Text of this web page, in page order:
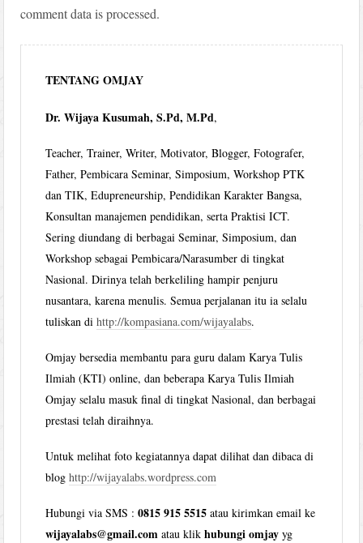
comment data is processed.
TENTANG OMJAY
Dr. Wijaya Kusumah, S.Pd, M.Pd,
Teacher, Trainer, Writer, Motivator, Blogger, Fotografer,
Father, Pembicara Seminar, Simposium, Workshop PTK
dan TIK, Edupreneurship, Pendidikan Karakter Bangsa,
Konsultan manajemen pendidikan, serta Praktisi ICT.
Sering diundang di berbagai Seminar, Simposium, dan
Workshop sebagai Pembicara/Narasumber di tingkat
Nasional. Dirinya telah berkeliling hampir penjuru
nusantara, karena menulis. Semua perjalanan itu ia selalu
tuliskan dihttp://kompasiana.com/wijayalabs.
Omjay bersedia membantu para guru dalam Karya Tulis
Ilmiah (KTI) online, dan beberapa Karya Tulis Ilmiah
Omjay selalu masuk final di tingkat Nasional, dan berbagai
prestasi telah diraihnya.
Untuk melihat foto kegiatannya dapat dilihat dan dibaca di
bloghttp://wijayalabs.wordpress.com
Hubungi via SMS :0815 915 5515 atau kirimkan email ke
wijayalabs@gmail.com atau klikhubungi omjay yg